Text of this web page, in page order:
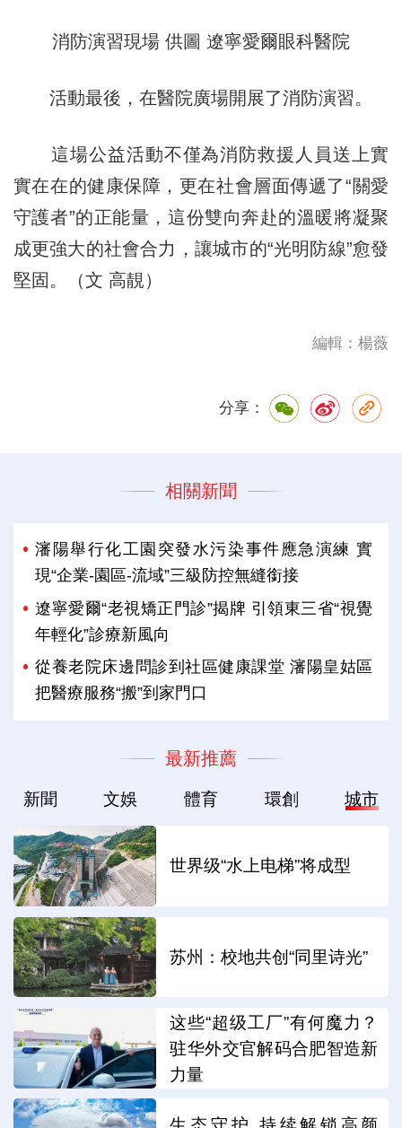
消防演習現場 供圖 遼寧愛爾眼科醫院
活動最後，在醫院廣場開展了消防演習。
這場公益活動不僅為消防救援人員送上實
實在在的健康保障，更在社會層面傳遞了“關愛
守護者”的正能量，這份雙向奔赴的溫暖將凝聚
成更強大的社會合力，讓城市的“光明防線”愈發
堅固。（文 高靚）
編輯：楊薇
分享：
相關新聞
瀋陽舉行化工園突發水污染事件應急演練 實
現“企業-園區-流域”三級防控無縫銜接
遼寧愛爾“老視矯正門診”揭牌 引領東三省“視覺
年輕化”診療新風向
從養老院床邊問診到社區健康課堂 瀋陽皇姑區
把醫療服務“搬”到家門口
最新推薦
新聞 文娛 體育 環創 城市
世界级“水上电梯”将成型
苏州：校地共创“同里诗光”
这些“超级工厂”有何魔力？
驻华外交官解码合肥智造新
力量